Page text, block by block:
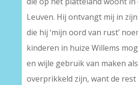
Leuven. Hij ontvangt mij in
die hij ‘mijn oord van rust’
kinderen in huize Willems
en wijle gebruik van maken
overprikkeld zijn, want de rest